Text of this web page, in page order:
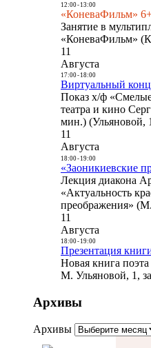
12:00- 13:00
«КоневаФильм»
Занятие в
«КоневаФильм»
11
Августа
17:00- 18:00
Виртуальный
Показ х/ф
театра и кино
мин.) (Ульяновой,
11
Августа
18:00- 19:00
«Заоникиевские
Лекция диакона
«Актуальность
преображения»
11
Августа
18:00- 19:00
Презентация
Новая книга
М. Ульяновой, 1,
Архивы
Архивы